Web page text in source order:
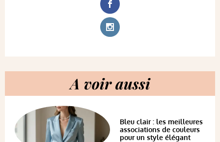
A voir aussi
Bleu clair : les meilleures
associations de couleurs
pour un style élégant